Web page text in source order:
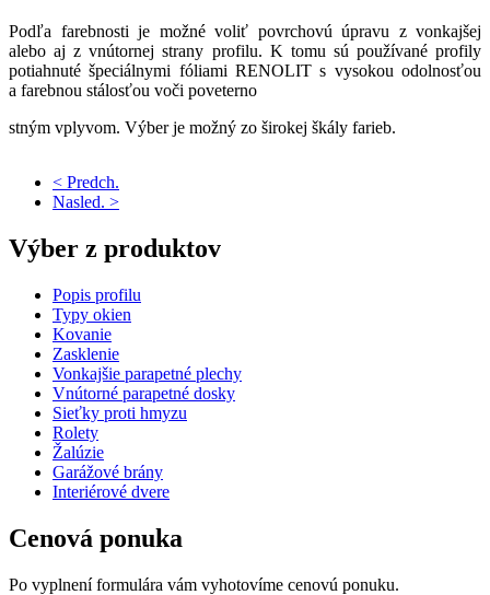
Podľa farebnosti je možné voliť povrchovú úpravu z vonkajšej
alebo aj z vnútornej strany profilu. K tomu sú používané profily
potiahnuté špeciálnymi fóliami RENOLIT s vysokou odolnosťou
a farebnou stálosťou voči poveterno
stným vplyvom. Výber je možný zo širokej škály farieb.
< Predch.
Nasled. >
Výber z produktov
Popis profilu
Typy okien
Kovanie
Zasklenie
Vonkajšie parapetné plechy
Vnútorné parapetné dosky
Sieťky proti hmyzu
Rolety
Žalúzie
Garážové brány
Interiérové dvere
Cenová ponuka
Po vyplnení formulára vám vyhotovíme cenovú ponuku.